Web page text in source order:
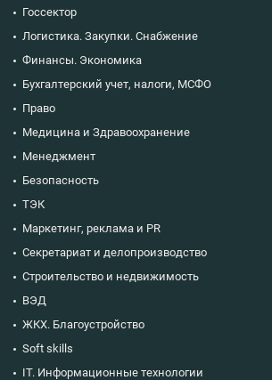
Госсектор
Логистика. Закупки. Снабжение
Финансы. Экономика
Бухгалтерский учет, налоги, МСФО
Право
Медицина и Здравоохранение
Менеджмент
Безопасность
ТЭК
Маркетинг, реклама и PR
Секретариат и делопроизводство
Строительство и недвижимость
ВЭД
ЖКХ. Благоустройство
Soft skills
IT. Информационные технологии